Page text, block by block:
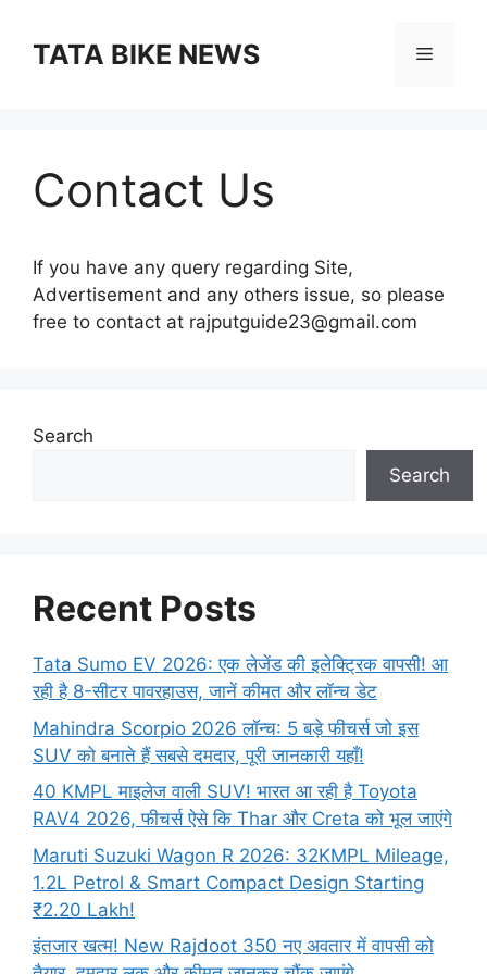
contentTATA BIKE NEWS Menu
Contact Us
If you have any query regarding Site,
Advertisement and any others issue, so please
free to contact at rajputguide23@gmail.com
Search
Search
Recent Posts
Tata Sumo EV 2026: एक लेजेंड की इलेक्ट्रिक वापसी! आ
रही है 8-सीटर पावरहाउस, जानें कीमत और लॉन्च डेट
Mahindra Scorpio 2026 लॉन्च: 5 बड़े फीचर्स जो इस
SUV को बनाते हैं सबसे दमदार, पूरी जानकारी यहाँ!
40 KMPL माइलेज वाली SUV! भारत आ रही है Toyota
RAV4 2026, फीचर्स ऐसे कि Thar और Creta को भूल जाएंगे
Maruti Suzuki Wagon R 2026: 32KMPL Mileage,
1.2L Petrol & Smart Compact Design Starting
₹2.20 Lakh!
इंतजार खत्म! New Rajdoot 350 नए अवतार में वापसी को